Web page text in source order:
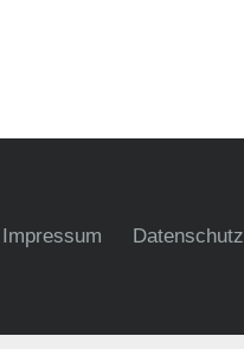
Impressum Datenschutz